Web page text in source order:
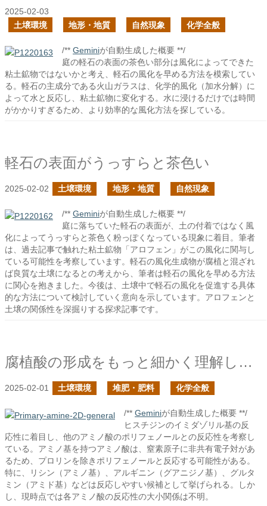
2025-02-03
土壌環境
地形・地質 自然現象 化学全般
/** Geminiが自動生成した概要 **/
庭の軽石の表面の茶色い部分は風化によってできた
粘土鉱物ではないかと考え、軽石の風化を早める方法を模索してい
る。軽石の主成分である火山ガラスは、化学的風化（加水分解）に
よって水と反応し、粘土鉱物に変化する。水に浸けるだけでは時間
がかかりすぎるため、より効率的な風化方法を探している。
軽石の表面がうっすらと茶色い
2025-02-02 土壌環境 地形・地質 自然現象
/** Geminiが自動生成した概要 **/
庭に落ちていた軽石の表面が、土の付着ではなく風
化によってうっすらと茶色く粉っぽくなっている現象に着目。筆者
は、過去記事で触れた粘土鉱物「アロフェン」がこの風化に関与し
ている可能性を考察しています。軽石の風化生成物が腐植と混ざれ
ば良質な土壌になるとの考えから、筆者は軽石の風化を早める方法
に関心を抱きました。今後は、土壌中で軽石の風化を促進する具体
的な方法について検討していく意向を示しています。アロフェンと
土壌の関係性を深掘りする探求記事です。
腐植酸の形成をもっと細かく理解したい４
2025-02-01 土壌環境 堆肥・肥料 化学全般
/** Geminiが自動生成した概要 **/
ヒスチジンのイミダゾリル基の反
応性に着目し、他のアミノ酸のポリフェノールとの反応性を考察し
ている。アミノ基を持つアミノ酸は、窒素原子に非共有電子対があ
るため、プロリンを除きポリフェノールと反応する可能性がある。
特に、リシン（アミノ基）、アルギニン（グアニジノ基）、グルタ
ミン（アミド基）などは反応しやすい候補として挙げられる。しか
し、現時点では各アミノ酸の反応性の大小関係は不明。